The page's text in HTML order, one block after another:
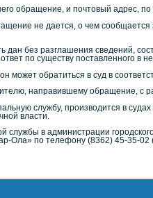
обращение, и почтовый адрес,
не дается, о чем
без разглашения сведений,
по существу поставленного в
может обратиться в суд в
направившему обращение, с
службу, производится в
власти.
в администрации
Ола» по телефону (8362) 45-35-02